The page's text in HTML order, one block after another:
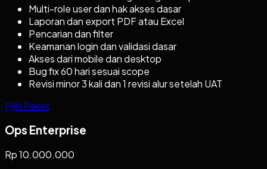
Multi-role user dan hak akses dasar
Laporan dan export PDF atau Excel
Pencarian dan filter
Keamanan login dan validasi dasar
Akses dari mobile dan desktop
Bug fix 60 hari sesuai scope
Revisi minor 3 kali dan 1 revisi alur setelah UAT
Pilih Paket
Ops Enterprise
Rp 10.000.000